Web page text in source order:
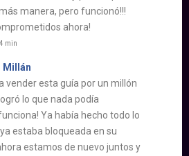
manera, pero funcionó!!!
ahora!
min
Millán
vender esta guía por un millón
lo que nada podía
Ya había hecho todo lo
estaba bloqueada en su
estamos de nuevo juntos y